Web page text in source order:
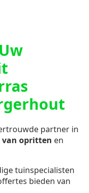
partner in
van opritten en
tuinspecialisten
bieden van